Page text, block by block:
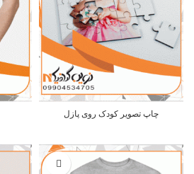
چاپ تصویر کودک روی پازل